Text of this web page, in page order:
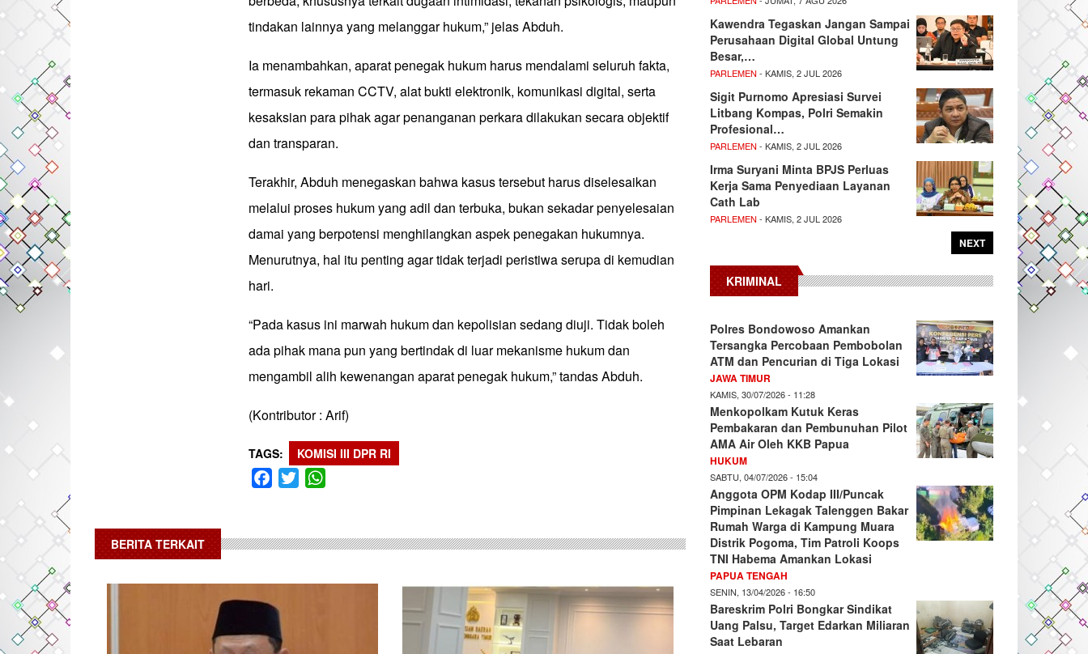
tindakan lainnya yang melanggar hukum,” jelas Abduh.
Ia menambahkan, aparat penegak hukum harus mendalami seluruh fakta,
termasuk rekaman CCTV, alat bukti elektronik, komunikasi digital, serta
kesaksian para pihak agar penanganan perkara dilakukan secara objektif
dan transparan.
Terakhir, Abduh menegaskan bahwa kasus tersebut harus diselesaikan
melalui proses hukum yang adil dan terbuka, bukan sekadar penyelesaian
damai yang berpotensi menghilangkan aspek penegakan hukumnya.
Menurutnya, hal itu penting agar tidak terjadi peristiwa serupa di kemudian
hari.
“Pada kasus ini marwah hukum dan kepolisian sedang diuji. Tidak boleh
ada pihak mana pun yang bertindak di luar mekanisme hukum dan
mengambil alih kewenangan aparat penegak hukum,” tandas Abduh.
(Kontributor : Arif)
TAGS KOMISI III DPR RI
Facebook
Twitter
BERITA TERKAIT
Kawendra Tegaskan Jangan Sampai
Perusahaan Digital Global Untung
Besar,…
PARLEMEN - KAMIS, 2 JUL 2026
Sigit Purnomo Apresiasi Survei
Litbang Kompas, Polri Semakin
Profesional…
PARLEMEN - KAMIS, 2 JUL 2026
Irma Suryani Minta BPJS Perluas
Kerja Sama Penyediaan Layanan
Cath Lab
PARLEMEN - KAMIS, 2 JUL 2026
NEXT
KRIMINAL
Polres Bondowoso Amankan
Tersangka Percobaan Pembobolan
ATM dan Pencurian di Tiga Lokasi
JAWA TIMUR
KAMIS, 30/07/2026 - 11:28
Menkopolkam Kutuk Keras
Pembakaran dan Pembunuhan Pilot
AMA Air Oleh KKB Papua
HUKUM
SABTU, 04/07/2026 - 15:04
Anggota OPM Kodap III/Puncak
Pimpinan Lekagak Talenggen Bakar
Rumah Warga di Kampung Muara
Distrik Pogoma, Tim Patroli Koops
TNI Habema Amankan Lokasi
PAPUA TENGAH
SENIN, 13/04/2026 - 16:50
Bareskrim Polri Bongkar Sindikat
Uang Palsu, Target Edarkan Miliaran
Saat Lebaran